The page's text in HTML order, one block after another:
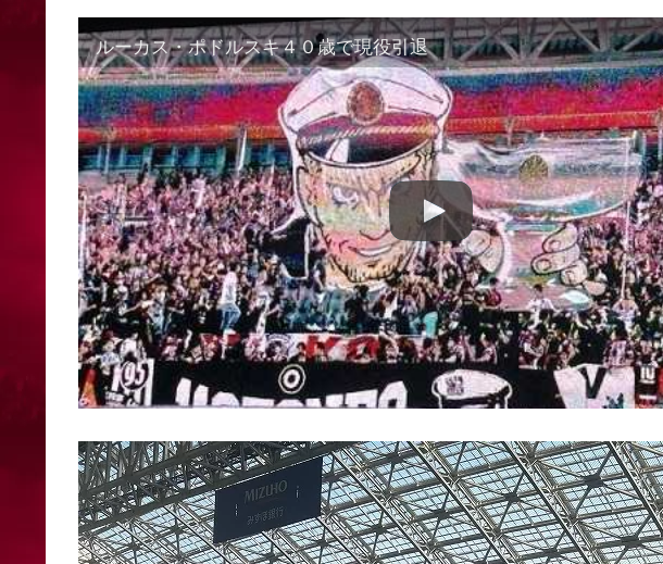
ルーカス・ポドルスキ４０歳で現役引​退